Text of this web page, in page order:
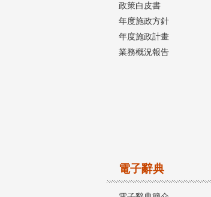
政策白皮書
年度施政方針
年度施政計畫
業務概況報告
電子辭典